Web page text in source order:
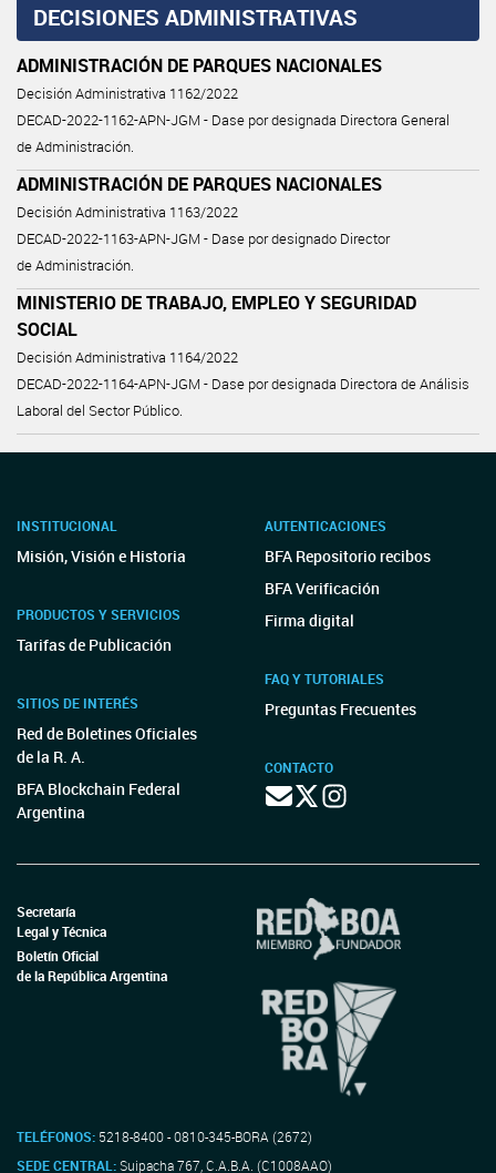
DECISIONES ADMINISTRATIVAS
ADMINISTRACIÓN DE PARQUES NACIONALES
Decisión Administrativa 1162/2022
DECAD-2022-1162-APN-JGM - Dase por designada Directora General
de Administración.
ADMINISTRACIÓN DE PARQUES NACIONALES
Decisión Administrativa 1163/2022
DECAD-2022-1163-APN-JGM - Dase por designado Director
de Administración.
MINISTERIO DE TRABAJO, EMPLEO Y SEGURIDAD
SOCIAL
Decisión Administrativa 1164/2022
DECAD-2022-1164-APN-JGM - Dase por designada Directora de Análisis
Laboral del Sector Público.
INSTITUCIONAL
Misión, Visión e Historia
PRODUCTOS Y SERVICIOS
Tarifas de Publicación
SITIOS DE INTERÉS
Red de Boletines Oficiales
de la R. A.
BFA Blockchain Federal
Argentina
AUTENTICACIONES
BFA Repositorio recibos
BFA Verificación
Firma digital
FAQ Y TUTORIALES
Preguntas Frecuentes
CONTACTO
Secretaría
Legal y Técnica
Boletín Oficial
de la República Argentina
TELÉFONOS: 5218-8400 - 0810-345-BORA (2672)
SEDE CENTRAL:Suipacha 767, C.A.B.A. (C1008AAO)